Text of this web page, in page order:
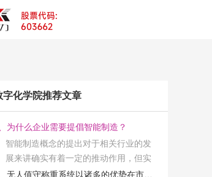
字化学院推荐文章
为什么企业需要提倡智能制造？
智能制造概念的提出对于相关行业的发
展来讲确实有着一定的推动作用，但实
际上在工业发展的过程当中，能够推动